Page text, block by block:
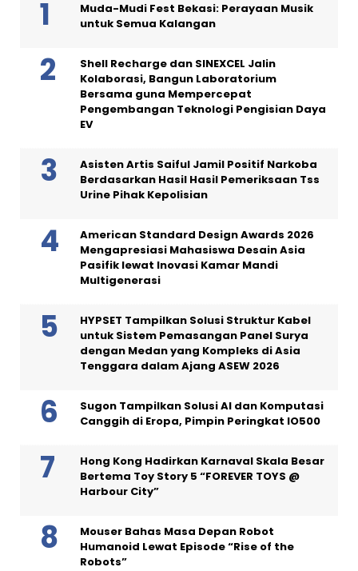
Muda-Mudi Fest Bekasi: Perayaan Musik
untuk Semua Kalangan
Shell Recharge dan SINEXCEL Jalin
Kolaborasi, Bangun Laboratorium
Bersama guna Mempercepat
Pengembangan Teknologi Pengisian Daya
EV
Asisten Artis Saiful Jamil Positif Narkoba
Berdasarkan Hasil Hasil Pemeriksaan Tss
Urine Pihak Kepolisian
American Standard Design Awards 2026
Mengapresiasi Mahasiswa Desain Asia
Pasifik lewat Inovasi Kamar Mandi
Multigenerasi
HYPSET Tampilkan Solusi Struktur Kabel
untuk Sistem Pemasangan Panel Surya
dengan Medan yang Kompleks di Asia
Tenggara dalam Ajang ASEW 2026
Sugon Tampilkan Solusi AI dan Komputasi
Canggih di Eropa, Pimpin Peringkat IO500
Hong Kong Hadirkan Karnaval Skala Besar
Bertema Toy Story 5 “FOREVER TOYS @
Harbour City”
Mouser Bahas Masa Depan Robot
Humanoid Lewat Episode “Rise of the
Robots”